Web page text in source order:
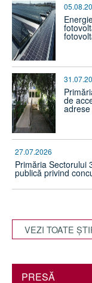
de
27.07.2026
Primăria Sectorului
publică privind
VEZI TOATE
PRESĂ